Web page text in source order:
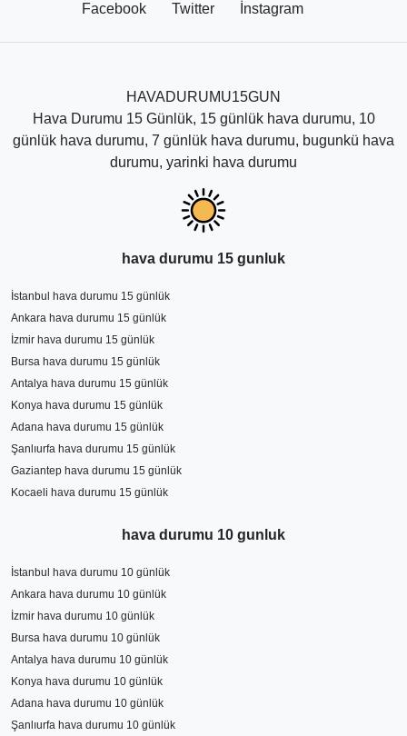
Facebook Twitter İnstagram
HAVADURUMU15GUN
Hava Durumu 15 Günlük, 15 günlük hava durumu, 10
günlük hava durumu, 7 günlük hava durumu, bugunkü hava
durumu, yarinki hava durumu
hava durumu 15 gunluk
İstanbul hava durumu 15 günlük
Ankara hava durumu 15 günlük
İzmir hava durumu 15 günlük
Bursa hava durumu 15 günlük
Antalya hava durumu 15 günlük
Konya hava durumu 15 günlük
Adana hava durumu 15 günlük
Şanlıurfa hava durumu 15 günlük
Gaziantep hava durumu 15 günlük
Kocaeli hava durumu 15 günlük
hava durumu 10 gunluk
İstanbul hava durumu 10 günlük
Ankara hava durumu 10 günlük
İzmir hava durumu 10 günlük
Bursa hava durumu 10 günlük
Antalya hava durumu 10 günlük
Konya hava durumu 10 günlük
Adana hava durumu 10 günlük
Şanlıurfa hava durumu 10 günlük